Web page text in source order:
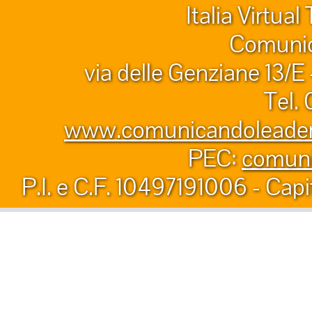
Italia Virtual
via delle Genziane 13/
Tel.
PEC:
P.I. e C.F. 10497191006 -